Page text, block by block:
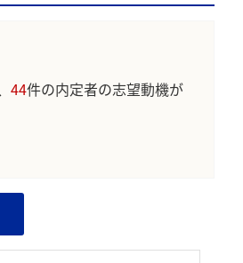
44件の内定者の志望動機が